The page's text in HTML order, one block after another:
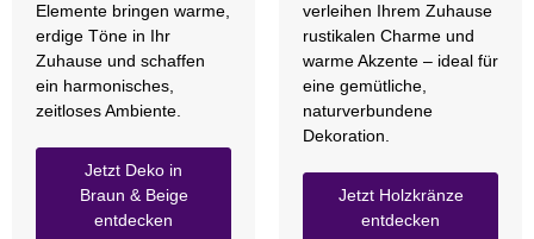
Elemente bringen warme,
erdige Töne in Ihr
Zuhause und schaffen
ein harmonisches,
zeitloses Ambiente.
Jetzt Deko in
Braun & Beige
entdecken
verleihen Ihrem Zuhause
rustikalen Charme und
warme Akzente – ideal für
eine gemütliche,
naturverbundene
Dekoration.
Jetzt Holzkränze
entdecken